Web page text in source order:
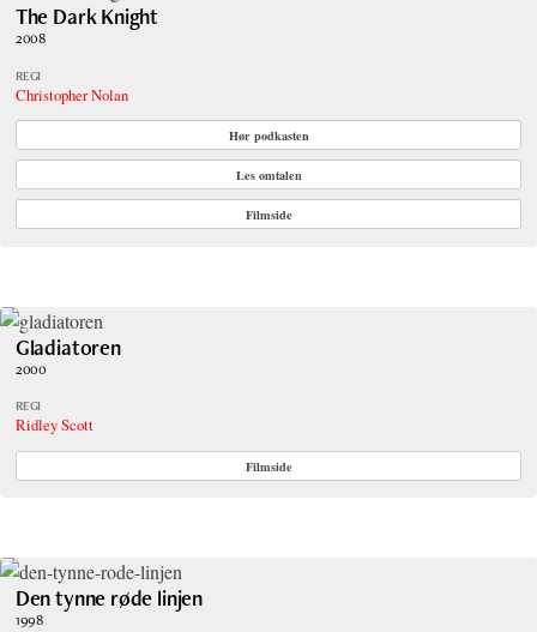
The Dark Knight
2008
REGI
Christopher Nolan
Hør podkasten
Les omtalen
Filmside
Gladiatoren
2000
REGI
Ridley Scott
Filmside
Den tynne røde linjen
1998